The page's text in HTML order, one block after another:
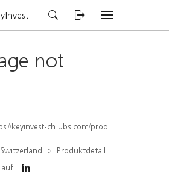
not
ch.ubs.com/produkt/detail/index/isin/CH1565642787
Produktdetail
auf